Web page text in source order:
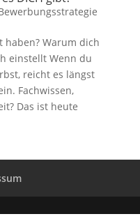
haben? Warum dich
einstellt Wenn du
reicht es längst
Fachwissen,
Das ist heute